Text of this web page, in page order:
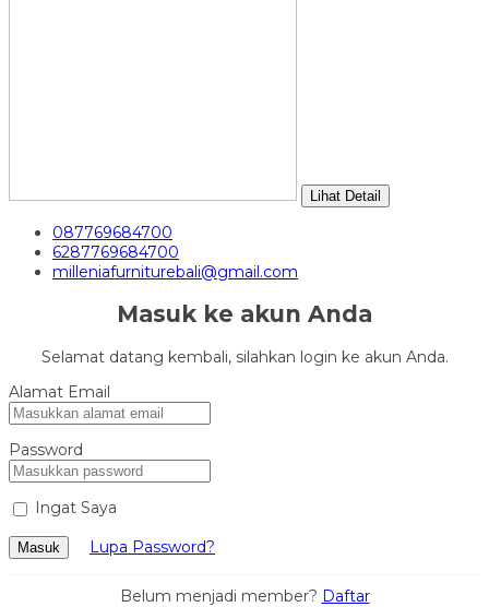
Lihat Detail
087769684700
6287769684700
milleniafurniturebali@gmail.com
Masuk ke akun Anda
Selamat datang kembali, silahkan login ke akun Anda.
Alamat Email
Password
Ingat Saya
Masuk Lupa Password?
Belum menjadi member? Daftar